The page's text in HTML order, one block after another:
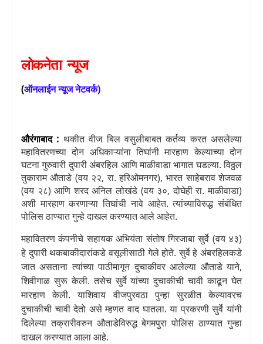
लोकनेता न्यूज
(ऑनलाईनन्यूजनेटवर्क)
औरंगाबाद : थकीत वीज बिल वसुलीबाबत कर्तव्य करत असलेल्या
महावितरणच्या दोन अधिकाऱ्यांना तिघांनी मारहाण केल्याच्या दोन
घटना गुरुवारी दुपारी अंबरहिल आणि माळीवाडा भागात घडल्या. विठ्ठल
तुकाराम औताडे (वय २२,रा. हरिओमनगर),भारत साहेबराव शेजवळ
(वय २८) आणि शरद अनिल लोखंडे (वय ३०,दोघेही रा. माळीवाडा)
अशी मारहाण करणाऱ्या तिघांची नावे आहेत. त्यांच्याविरुद्ध संबंधित
पोलिस ठाण्यात गुन्हे दाखल करण्यात आले आहेत.
महावितरण कंपनीचे सहायक अभियंता संतोष गिरजाबा सुर्वे (वय ४३)
हे दुपारी थकबाकीदारांकडे वसूलीसाठी गेले होते. सुर्वे हे अंबरहिलकडे
जात असताना त्यांच्या पाठीमागून दुचाकीवर आलेल्या औताडे याने,
शिवीगाळ सुरू केली. तसेच सुर्वे यांच्या दुचाकीची चावी काढून घेत
मारहाण केली. याशिवाय वीजपुरवठा पुन्हा सुरळीत केल्यावरच
दुचाकीची चावी देतो असे म्हणत वाद घातला. या प्रकरणी सुर्वे यांनी
दिलेल्या तक्रारीवरुन औताडेविरुद्ध बेगमपुरा पोलिस ठाण्यात गुन्हा
दाखल करण्यात आला आहे.